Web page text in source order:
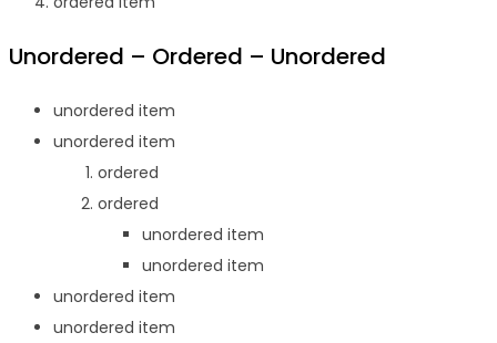
Unordered – Ordered – Unordered
unordered item
unordered item
ordered
ordered
unordered item
unordered item
unordered item
unordered item